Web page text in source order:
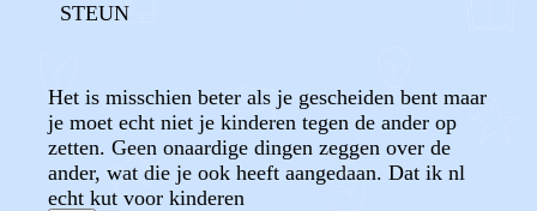
STEUN
Het is misschien beter als je gescheiden bent maar
je moet echt niet je kinderen tegen de ander op
zetten. Geen onaardige dingen zeggen over de
ander, wat die je ook heeft aangedaan. Dat ik nl
echt kut voor kinderen